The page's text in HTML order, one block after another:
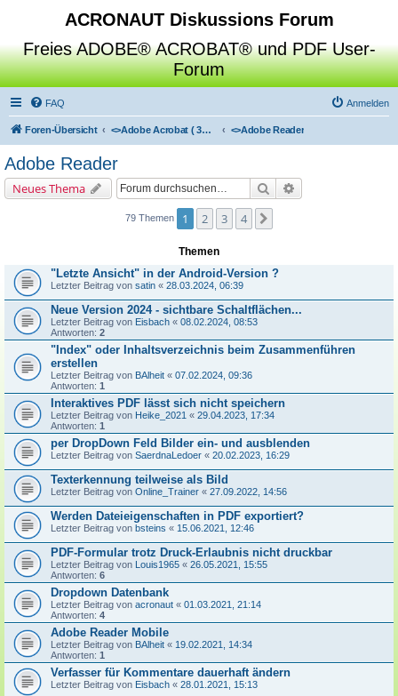
ACRONAUT Diskussions Forum
Freies ADOBE® ACROBAT® und PDF User-
Forum
FAQ Anmelden
Foren-Übersicht <>Adobe Acrobat ( 3D / Professional / Standard / Reader / Distiller ) <>Adobe Reader
Adobe Reader
Neues Thema Suche
79 Themen 1 2 3 4
Themen
"Letzte Ansicht" in der Android-Version ?
Letzter Beitrag von satin « 28.03.2024, 06:39
Neue Version 2024 - sichtbare Schaltflächen...
Letzter Beitrag von Eisbach « 08.02.2024, 08:53
Antworten: 2
"Index" oder Inhaltsverzeichnis beim Zusammenführen
erstellen
Letzter Beitrag von BAlheit « 07.02.2024, 09:36
Antworten: 1
Interaktives PDF lässt sich nicht speichern
Letzter Beitrag von Heike_2021 « 29.04.2023, 17:34
Antworten: 1
per DropDown Feld Bilder ein- und ausblenden
Letzter Beitrag von SaerdnaLedoer « 20.02.2023, 16:29
Texterkennung teilweise als Bild
Letzter Beitrag von Online_Trainer « 27.09.2022, 14:56
Werden Dateieigenschaften in PDF exportiert?
Letzter Beitrag von bsteins « 15.06.2021, 12:46
PDF-Formular trotz Druck-Erlaubnis nicht druckbar
Letzter Beitrag von Louis1965 « 26.05.2021, 15:55
Antworten: 6
Dropdown Datenbank
Letzter Beitrag von acronaut « 01.03.2021, 21:14
Antworten: 4
Adobe Reader Mobile
Letzter Beitrag von BAlheit « 19.02.2021, 14:34
Antworten: 1
Verfasser für Kommentare dauerhaft ändern
Letzter Beitrag von Eisbach « 28.01.2021, 15:13